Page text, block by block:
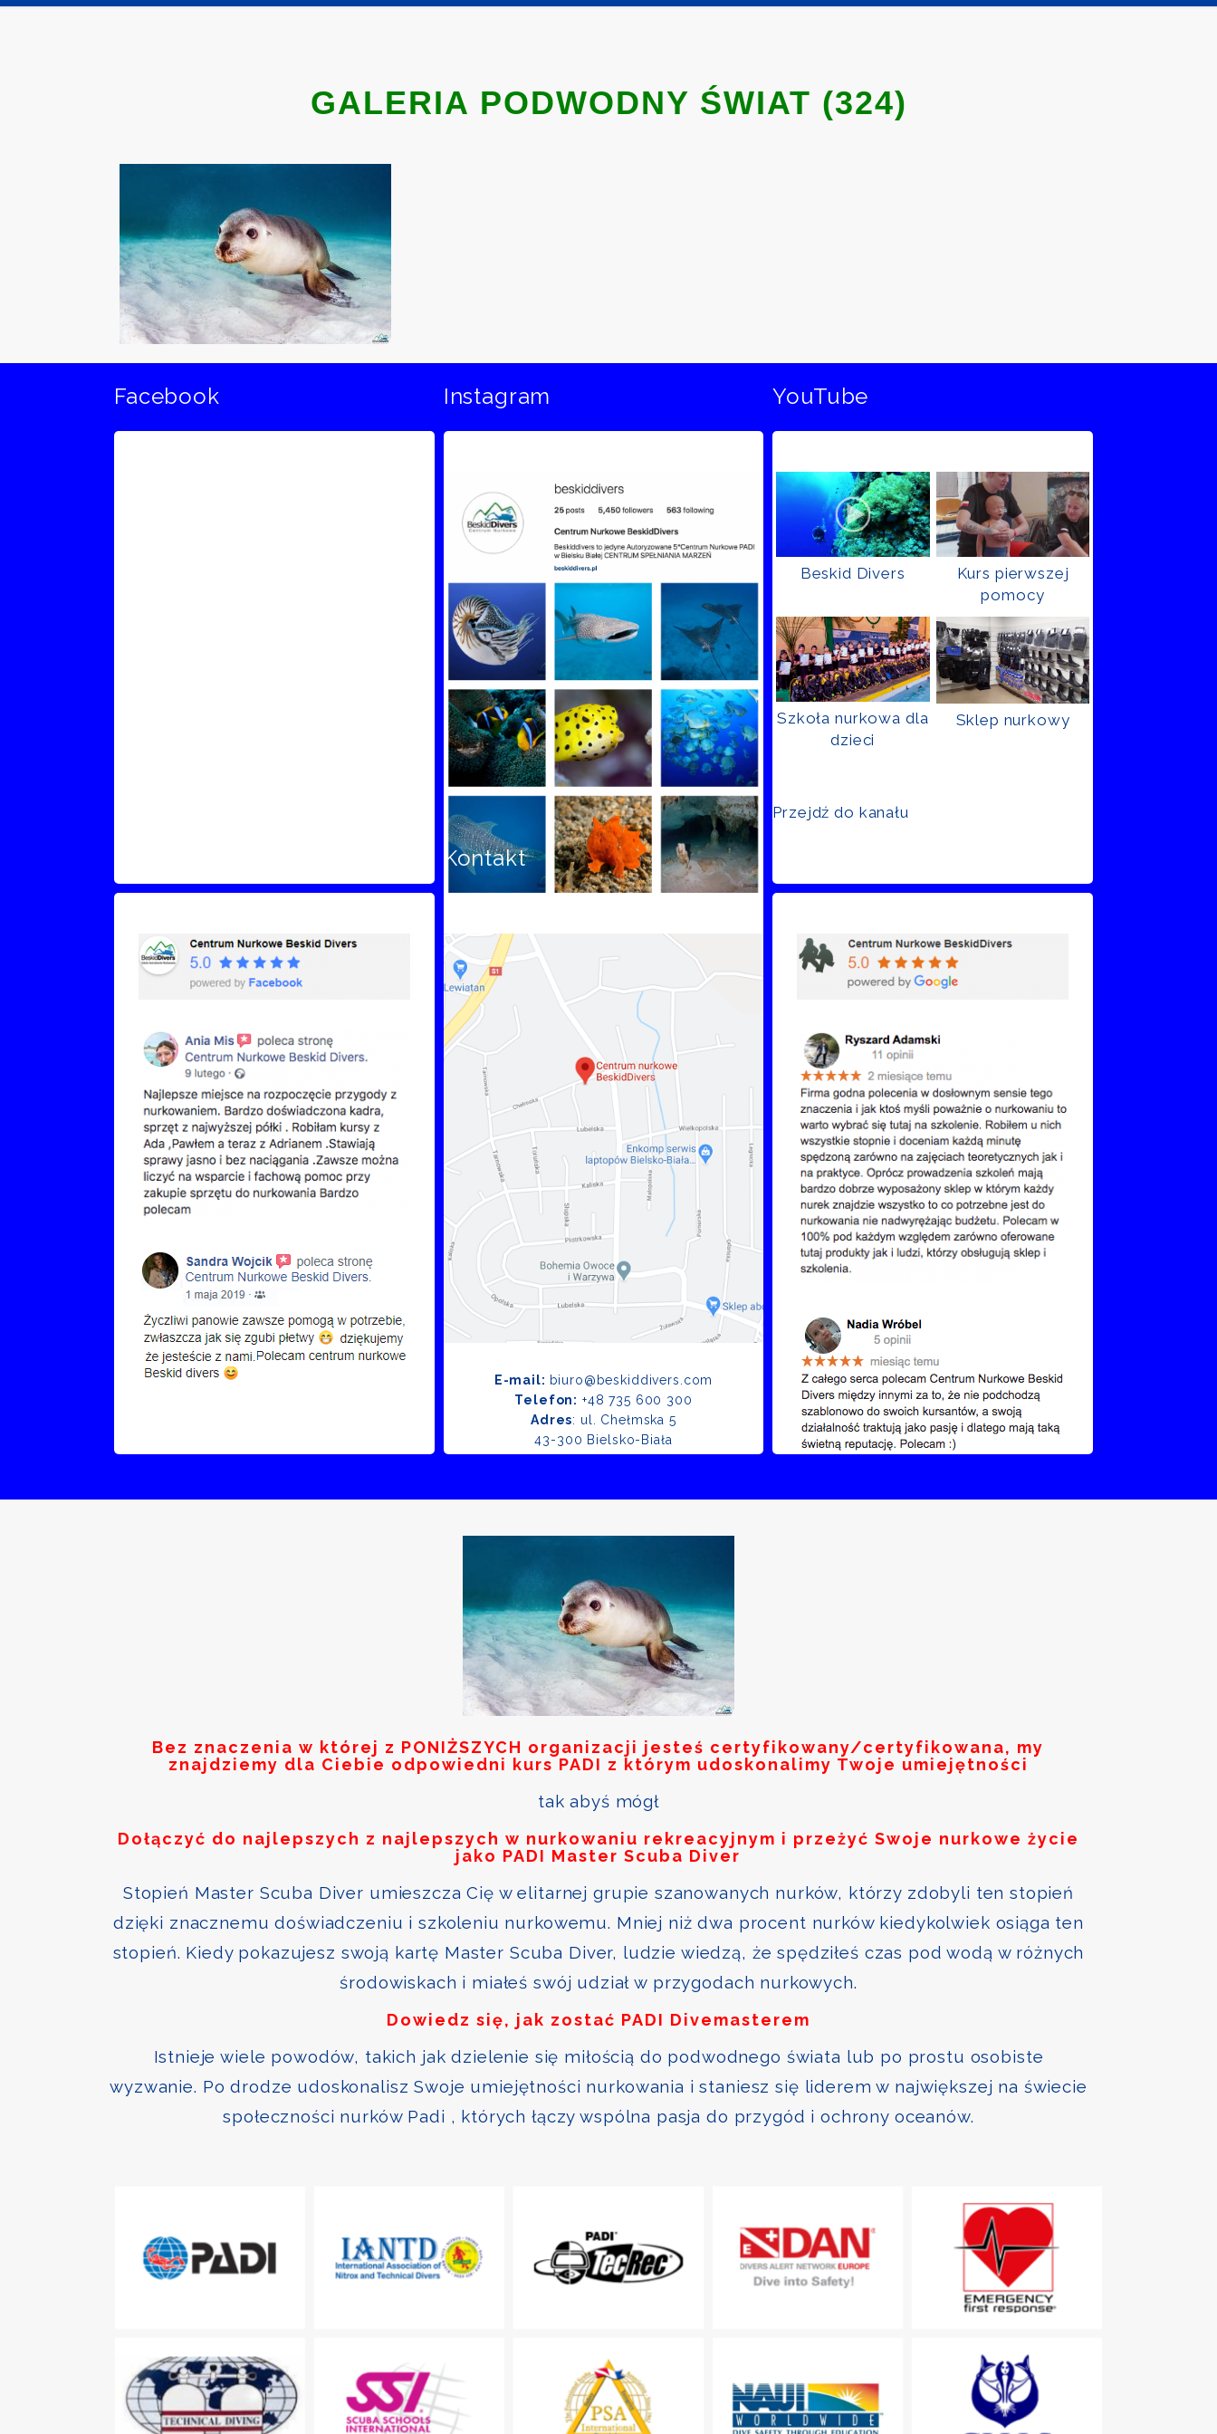
GALERIA PODWODNY ŚWIAT (324)
Facebook Instagram YouTube
Beskid Divers
Kurs pierwszej
pomocy
Szkoła nurkowa dla
dzieci
Sklep nurkowy
Przejdź do kanału
Kontakt
E-mail: biuro@beskiddivers.com
Telefon: +48 735 600 300
Adres: ul. Chełmska 5
43-300 Bielsko-Biała
Bez znaczenia w której z PONIŻSZYCH organizacji jesteś certyfikowany/certyfikowana, my
znajdziemy dla Ciebie odpowiedni kurs PADI z którym udoskonalimy Twoje umiejętności
tak abyś mógł
Dołączyć do najlepszych z najlepszych w nurkowaniu rekreacyjnym i przeżyć Swoje nurkowe życie
jako PADI Master Scuba Diver
Stopień Master Scuba Diver umieszcza Cię w elitarnej grupie szanowanych nurków, którzy zdobyli ten stopień
dzięki znacznemu doświadczeniu i szkoleniu nurkowemu. Mniej niż dwa procent nurków kiedykolwiek osiąga ten
stopień. Kiedy pokazujesz swoją kartę Master Scuba Diver, ludzie wiedzą, że spędziłeś czas pod wodą w różnych
środowiskach i miałeś swój udział w przygodach nurkowych.
Dowiedz się, jak zostać PADI Divemasterem
Istnieje wiele powodów, takich jak dzielenie się miłością do podwodnego świata lub po prostu osobiste
wyzwanie. Po drodze udoskonalisz Swoje umiejętności nurkowania i staniesz się liderem w największej na świecie
społeczności nurków Padi , których łączy wspólna pasja do przygód i ochrony oceanów.